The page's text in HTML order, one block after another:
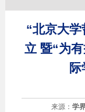
“北京大
立 暨“为
来源：学